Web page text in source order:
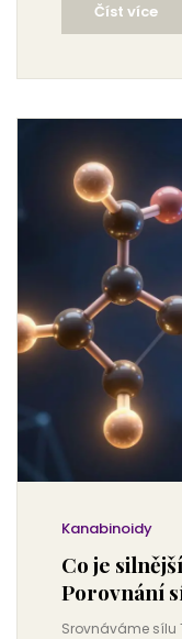
Číst více
Kanabinoidy
Co je
Porovnání
Srovnáváme sílu